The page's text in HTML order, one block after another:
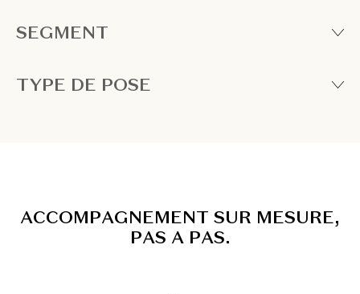
SEGMENT
TYPE DE POSE
ACCOMPAGNEMENT SUR MESURE,
PAS A PAS.